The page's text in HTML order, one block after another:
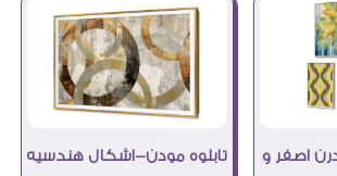
اصفر و
تابلوه مودن-اشكال هندسيه